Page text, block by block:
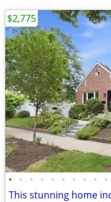
• • • • • • • • • •
$2,775